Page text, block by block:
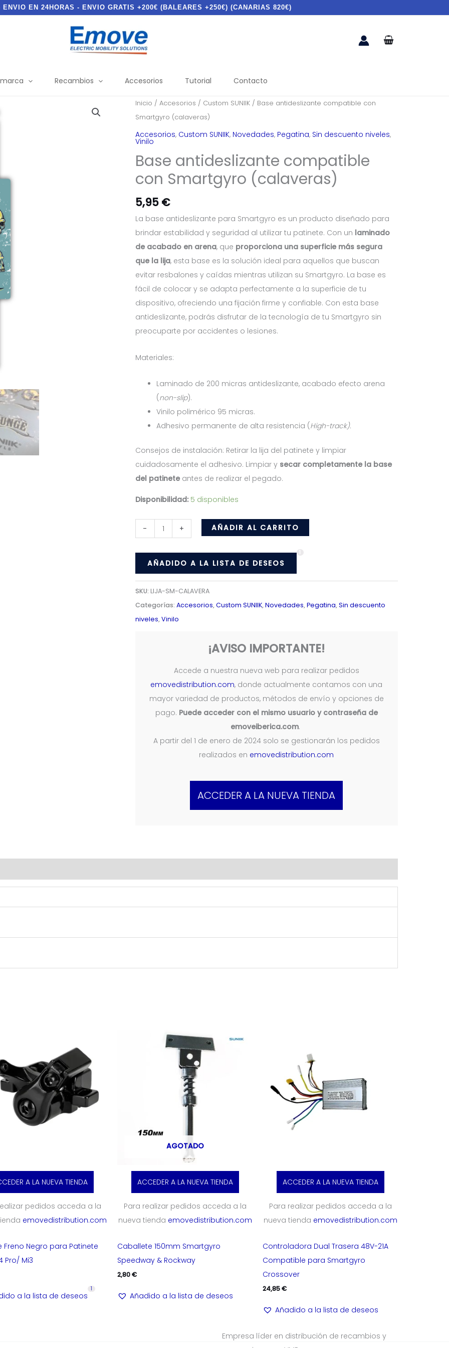
EN 24HORAS - ENVIO GRATIS +200€ (BALEARES +250€) (CANARIAS 820€)
Recambios Accesorios Tutorial Contacto
Inicio / Accesorios / Custom SUNIIK/ Base antideslizante compatible con
Smartgyro (calaveras)
Accesorios, Custom SUNIIK, Novedades, Pegatina, Sin descuento niveles,
Vinilo
Base antideslizante compatible
con Smartgyro (calaveras)
5,95 €
La base antideslizante para Smartgyro es un producto diseñado para
brindar estabilidad y seguridad al utilizar tu patinete. Con un laminado
de acabado en arena, que proporciona una superficie más segura
que la lija, esta base es la solución ideal para aquellos que buscan
evitar resbalones y caídas mientras utilizan su Smartgyro. La base es
fácil de colocar y se adapta perfectamente a la superficie de tu
dispositivo, ofreciendo una fijación firme y confiable. Con esta base
antideslizante, podrás disfrutar de la tecnología de tu Smartgyro sin
preocuparte por accidentes o lesiones.
Materiales:
Laminado de 200 micras antideslizante, acabado efecto arena
(non-slip).
Vinilo polimérico 95 micras.
Adhesivo permanente de alta resistencia (High-track).
Consejos de instalación: Retirar la lija del patinete y limpiar
cuidadosamente el adhesivo. Limpiar y secar completamente la base
del patineteantes de realizar el pegado.
Disponibilidad: 5 disponibles
-
antideslizante
compatible
con
Smartgyro
(calaveras)
cantidad
+ AÑADIR AL CARRITO
AÑADIDO A LA LISTA DE DESEOS
SKU: LIJA-SM-CALAVERA
Categorías: Accesorios,Custom SUNIIK,Novedades,Pegatina,Sin descuento
niveles,Vinilo
¡AVISO IMPORTANTE!
Accede a nuestra nueva web para realizar pedidos
emovedistribution.com, donde actualmente contamos con una
mayor variedad de productos, métodos de envío y opciones de
pago. Puede acceder con el mismo usuario y contraseña de
emoveiberica.com.
A partir del 1 de enero de 2024 solo se gestionarán los pedidos
realizados en emovedistribution.com
ACCEDER A LA NUEVA TIENDA
A LA NUEVA TIENDA
pedidos acceda a la
emovedistribution.com
Freno Negro para Patinete
Pro/ Mi3
a la lista de deseos
1
AGOTADO
ACCEDER A LA NUEVA TIENDA
Para realizar pedidos acceda a la
nueva tienda emovedistribution.com
Caballete 150mm Smartgyro
Speedway & Rockway
2,80€
Añadido a la lista de deseos
ACCEDER A LA NUEVA TIENDA
Para realizar pedidos acceda a la
nueva tienda emovedistribution.com
Controladora Dual Trasera 48V-21A
Compatible para Smartgyro
Crossover
24,85€
Añadido a la lista de deseos
Empresa líder en distribución de recambios y